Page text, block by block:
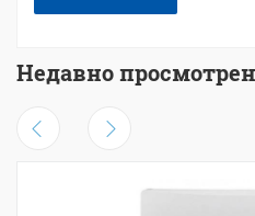
Недавно